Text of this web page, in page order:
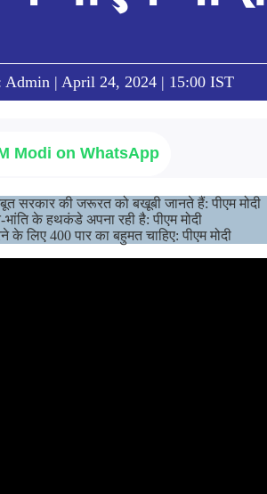
Admin | April 24, 2024 | 15:00 IST
Modi on WhatsApp
सरकार की जरूरत को बखूबी जानते हैं: पीएम मोदी
के हथकंडे अपना रही है: पीएम मोदी
लिए 400 पार का बहुमत चाहिए: पीएम मोदी